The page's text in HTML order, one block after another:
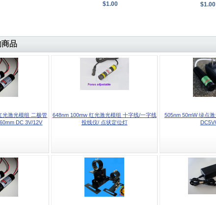
$1.00
$1.00
品
光激光模组 二极管
DC 3V/12V
648nm 100mw 红光激光模组 十字线/一字线
投线仪/ 点状定位灯
505nm 50mW 绿点
DC5V